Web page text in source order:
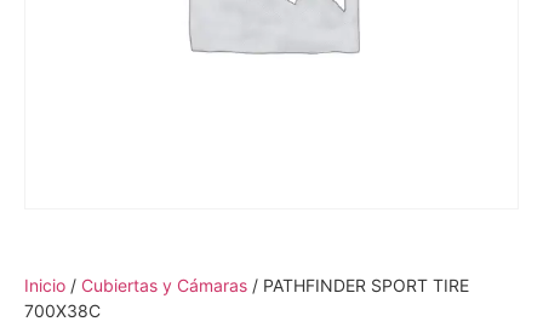
Inicio / Cubiertas y Cámaras / PATHFINDER SPORT TIRE
700X38C